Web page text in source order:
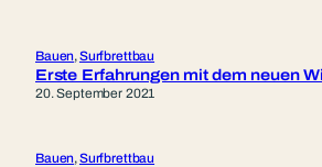
Bauen, Surfbrettbau
Erste Erfahrungen mit dem neuen
20. September 2021
Bauen, Surfbrettbau